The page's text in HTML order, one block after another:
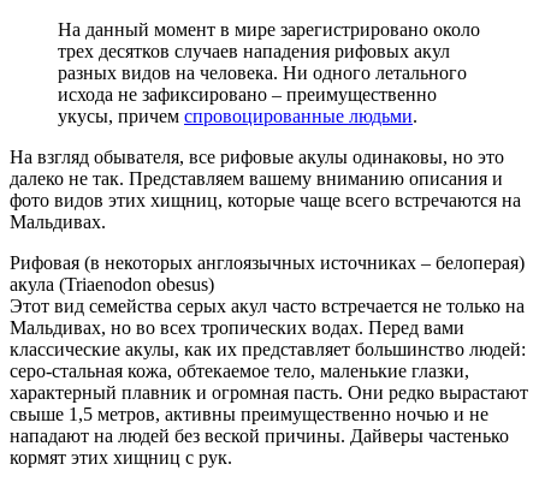
На данный момент в мире зарегистрировано около
трех десятков случаев нападения рифовых акул
разных видов на человека. Ни одного летального
исхода не зафиксировано – преимущественно
укусы, причем спровоцированные людьми.
На взгляд обывателя, все рифовые акулы одинаковы, но это
далеко не так. Представляем вашему вниманию описания и
фото видов этих хищниц, которые чаще всего встречаются на
Мальдивах.
Рифовая (в некоторых англоязычных источниках – белоперая)
акула (Triaenodon obesus)
Этот вид семейства серых акул часто встречается не только на
Мальдивах, но во всех тропических водах. Перед вами
классические акулы, как их представляет большинство людей:
серо-стальная кожа, обтекаемое тело, маленькие глазки,
характерный плавник и огромная пасть. Они редко вырастают
свыше 1,5 метров, активны преимущественно ночью и не
нападают на людей без веской причины. Дайверы частенько
кормят этих хищниц с рук.